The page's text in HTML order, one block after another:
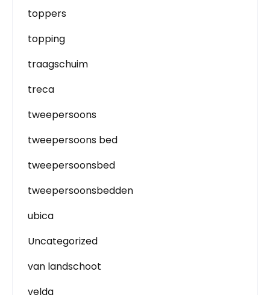
toppers
topping
traagschuim
treca
tweepersoons
tweepersoons bed
tweepersoonsbed
tweepersoonsbedden
ubica
Uncategorized
van landschoot
velda